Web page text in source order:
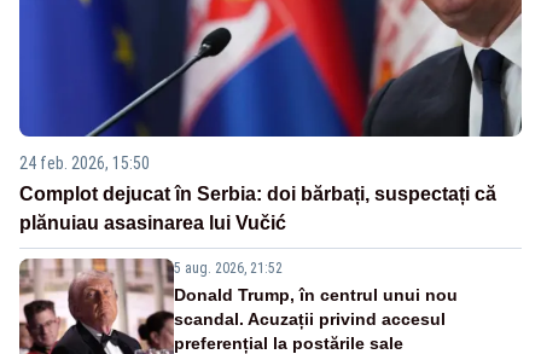
24 feb. 2026, 15:50
Complot dejucat în Serbia: doi bărbați, suspectați că
plănuiau asasinarea lui Vučić
5 aug. 2026, 21:52
Donald Trump, în centrul unui nou
scandal. Acuzații privind accesul
preferențial la postările sale